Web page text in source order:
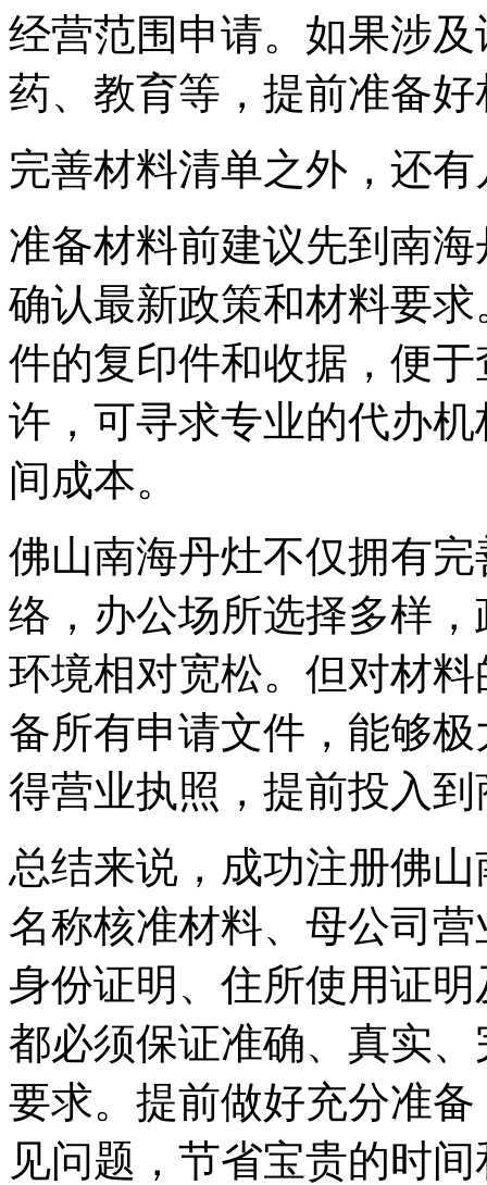
经营范围申请。如果涉
药、教育等，提前准备
完善材料清单之外，还
准备材料前建议先到南海
确认最新政策和材料要
件的复印件和收据，便
许，可寻求专业的代办
间成本。
佛山南海丹灶不仅拥有
络，办公场所选择多样
环境相对宽松。但对材
备所有申请文件，能够
得营业执照，提前投入
总结来说，成功注册佛
名称核准材料、母公司
身份证明、住所使用证
都必须保证准确、真实
要求。提前做好充分准
见问题，节省宝贵的时